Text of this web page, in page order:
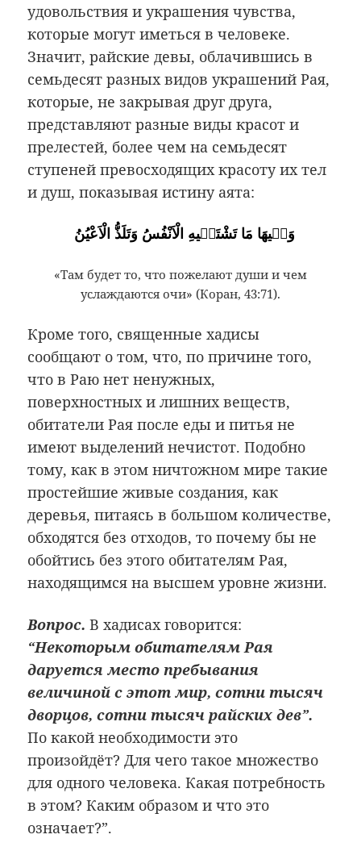
удовольствия и украшения чувства,
которые могут иметься в человеке.
Значит, райские девы, облачившись в
семьдесят разных видов украшений Рая,
которые, не закрывая друг друга,
представляют разные виды красот и
прелестей, более чем на семьдесят
ступеней превосходящих красоту их тел
и душ, показывая истину аята:
وَفٖيهَا مَا تَشْتَهٖيهِ الْاَنْفُسُ وَتَلَذُّ الْاَعْيُنُ
«Там будет то, что пожелают души и чем
услаждаются очи» (Коран, 43:71).
Кроме того, священные хадисы
сообщают о том, что, по причине того,
что в Раю нет ненужных,
поверхностных и лишних веществ,
обитатели Рая после еды и питья не
имеют выделений нечистот. Подобно
тому, как в этом ничтожном мире такие
простейшие живые создания, как
деревья, питаясь в большом количестве,
обходятся без отходов, то почему бы не
обойтись без этого обитателям Рая,
находящимся на высшем уровне жизни.
Вопрос. В хадисах говорится:
“Некоторым обитателям Рая
даруется место пребывания
величиной с этот мир, сотни тысяч
дворцов, сотни тысяч райских дев”.
По какой необходимости это
произойдёт? Для чего такое множество
для одного человека. Какая потребность
в этом? Каким образом и что это
означает?”.